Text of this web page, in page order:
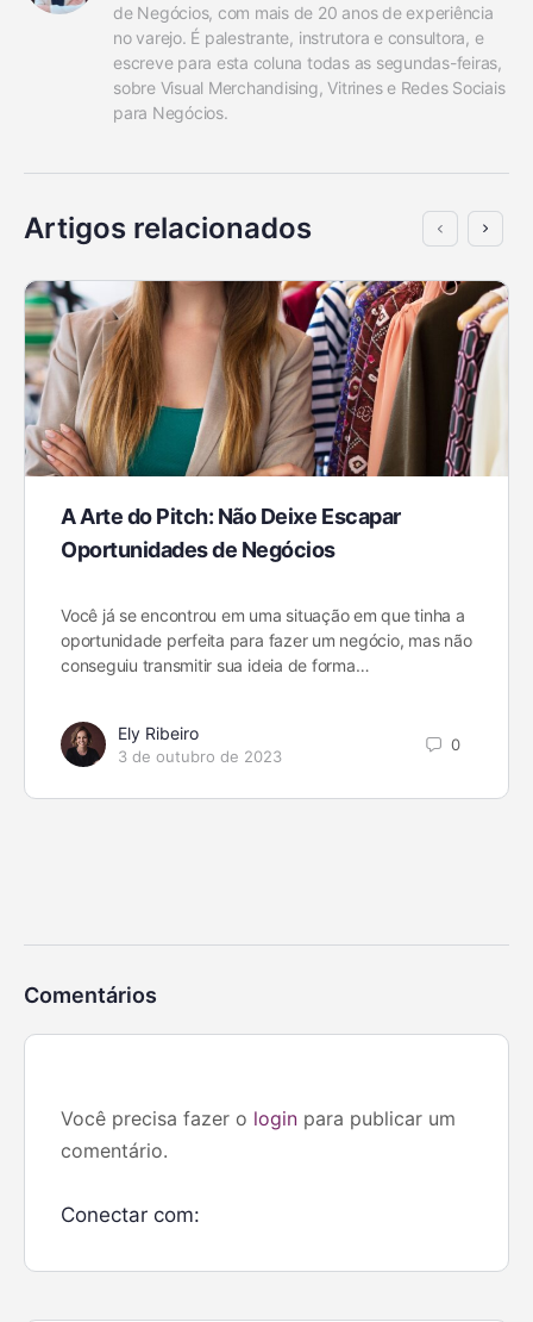
de Negócios, com mais de 20 anos de experiência
no varejo. É palestrante, instrutora e consultora, e
escreve para esta coluna todas as segundas-feiras,
sobre Visual Merchandising, Vitrines e Redes Sociais
para Negócios.
Artigos relacionados
A Arte do Pitch: Não Deixe Escapar
Oportunidades de Negócios
Você já se encontrou em uma situação em que tinha a
oportunidade perfeita para fazer um negócio, mas não
conseguiu transmitir sua ideia de forma…
Ely Ribeiro
3 de outubro de 2023
0
Comentários
Você precisa fazer o login para publicar um
comentário.
Conectar com: